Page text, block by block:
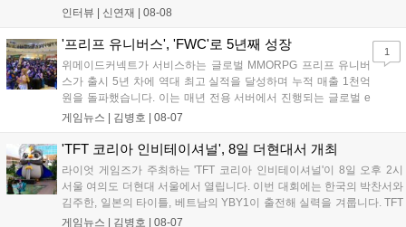
를 추구하다 보니까 팀적으로 안 좋은 사고가 계속 많이 났던 것
LoL 챔피언스 코리아(LCK)'...
인터뷰 | 신연재 | 08-08
'프리프 유니버스', 'FWC'로 5년째 성장
위메이드커넥트가 서비스하는 글로벌 MMORPG 프리프 유니버
스가 출시 5년 차에 역대 최고 실적을 달성하며 누적 매출 1천억
원을 돌파했습니다. 이는 매년 전용 서버에서 진행되는 글로벌 e
스포츠 대회 FWC의 영향이 큽니다. FWC는 이용자가 동일한 조
은 전년 대비 매출과 이용자 지표가 대폭 상승하는 성과를 냈습니
다. 오는 10월 필리핀 마닐라에서 총상금 11만 달러 규모의 제4회
FWC 그랜드 파이널이 개최될 예정이며, 위메이드커넥트는 이를
통해 커뮤니티 중심의 장기 성장 모델을 지속할 방침입니다....
게임뉴스 | 김병호 | 08-07
1
'TFT 코리아 인비테이셔널', 8일 더현대서 개최
라이엇 게임즈가 주최하는 'TFT 코리아 인비테이셔널'이 8일 오후 2시
서울 여의도 더현대 서울에서 열립니다. 이번 대회에는 한국의 박찬서와
김주한, 일본의 타이틀, 베트남의 YBY1이 출전해 실력을 겨룹니다. TFT
는 소속팀 없이 개인 자격으로 참가하는 독특한 대회 구조를 가지며, 누
게임뉴스 | 김병호 | 08-07